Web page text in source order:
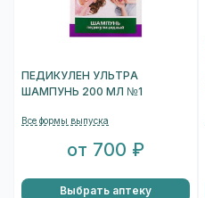
ПЕДИКУЛЕН УЛЬТРА
ШАМПУНЬ 200 МЛ №1
Все формы выпуска
от 700 ₽
Выбрать аптеку